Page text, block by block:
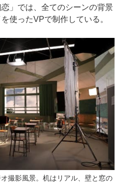
」では、全てのシーンの背景
使ったVPで制作している。
オ撮影風景。机はリアル、壁と窓の